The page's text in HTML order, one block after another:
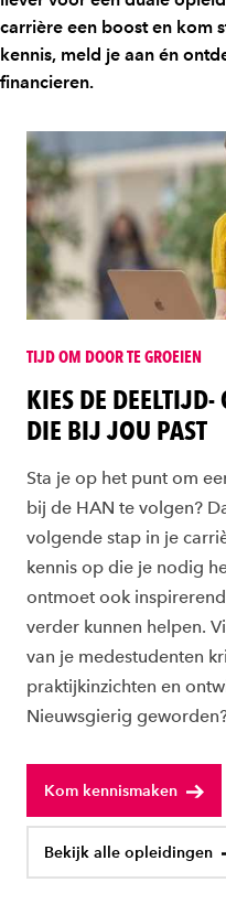
carrière een boost en kom
kennis, meld je aan én
financieren.
TIJD OM DOOR TE GROEIEN
KIES DE
DIE BIJ JOU PAST
Sta je op het punt om
bij de HAN te volgen?
volgende stap in je
kennis op die je nodig
ontmoet ook
verder kunnen helpen.
van je medestudenten
praktijkinzichten en
Nieuwsgierig
Kom kennismaken
Bekijk alle opleidingen